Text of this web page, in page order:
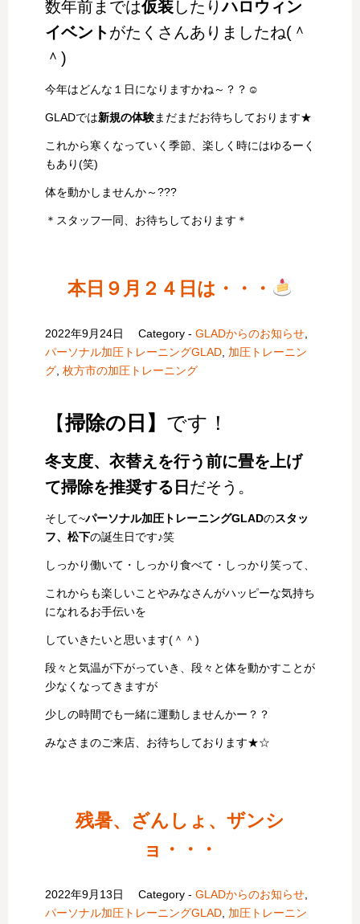
数年前までは仮装したりハロウィン
イベントがたくさんありましたね(＾
＾)
今年はどんな１日になりますかね～？？☺
GLADでは新規の体験まだまだお待ちしております★
これから寒くなっていく季節、楽しく時にはゆるーく
もあり(笑)
体を動かしませんか～???
＊スタッフ一同、お待ちしております＊
本日９月２４日は・・・
2022年9月24日 Category -GLADからのお知らせ
パーソナル加圧トレーニングGLAD 加圧トレーニン
グ 枚方市の加圧トレーニング
【掃除の日】 です！
冬支度、衣替えを行う前に畳を上げ
て掃除を推奨する日 だそう。
そして~パーソナル加圧トレーニングGLADのスタッ
フ、松下の誕生日です♪笑
しっかり働いて・しっかり食べて・しっかり笑って、
これからも楽しいことやみなさんがハッピーな気持ち
になれるお手伝いを
していきたいと思います(＾＾)
段々と気温が下がっていき、段々と体を動かすことが
少なくなってきますが
少しの時間でも一緒に運動しませんかー？？
みなさまのご来店、お待ちしております★☆
残暑、ざんしょ、ザンシ
ョ・・・
2022年9月13日 Category -GLADからのお知らせ,
パーソナル加圧トレーニングGLAD, 加圧トレーニン